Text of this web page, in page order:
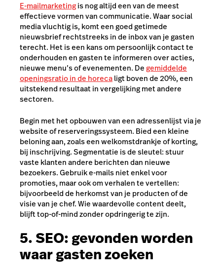
E-mailmarketingis nog altijd een van de meest
effectieve vormen van communicatie. Waar social
media vluchtig is, komt een goed getimede
nieuwsbrief rechtstreeks in de inbox van je gasten
terecht. Het is een kans om persoonlijk contact te
onderhouden en gasten te informeren over acties,
nieuwe menu’s of evenementen. Degemiddelde
openingsratio in de horecaligt boven de 20%, een
uitstekend resultaat in vergelijking met andere
sectoren.
Begin met het opbouwen van een adressenlijst via je
website of reserveringssysteem. Bied een kleine
beloning aan, zoals een welkomstdrankje of korting,
bij inschrijving. Segmentatie is de sleutel: stuur
vaste klanten andere berichten dan nieuwe
bezoekers. Gebruik e-mails niet enkel voor
promoties, maar ook om verhalen te vertellen:
bijvoorbeeld de herkomst van je producten of de
visie van je chef. Wie waardevolle content deelt,
blijft top-of-mind zonder opdringerig te zijn.
5. SEO: gevonden worden
waar gasten zoeken